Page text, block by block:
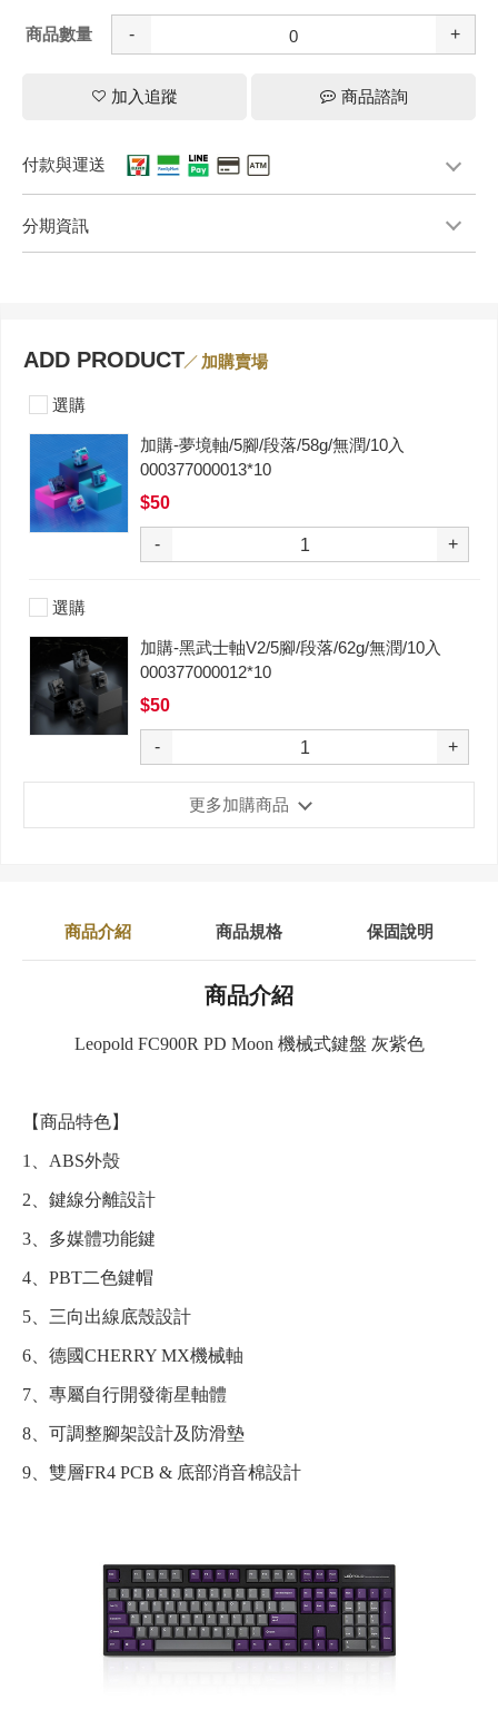
商品數量 - +
加入追蹤 商品諮詢
付款與運送
分期資訊
ADD PRODUCT 加購賣場
選購
加購-夢境軸/5腳/段落/58g/無潤/10入
000377000013*10
$50
- +
選購
加購-黑武士軸V2/5腳/段落/62g/無潤/10入
000377000012*10
$50
- +
更多加購商品
商品介紹 商品規格 保固說明
商品介紹
Leopold FC900R PD Moon 機械式鍵盤 灰紫色
【商品特色】
1、ABS外殼
2、鍵線分離設計
3、多媒體功能鍵
4、PBT二色鍵帽
5、三向出線底殼設計
6、德國CHERRY MX機械軸
7、專屬自行開發衛星軸體
8、可調整腳架設計及防滑墊
9、雙層FR4 PCB & 底部消音棉設計